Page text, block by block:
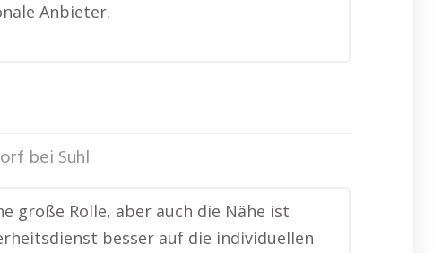
Anbieter.
bei Suhl
große Rolle, aber auch die Nähe ist
besser auf die individuellen